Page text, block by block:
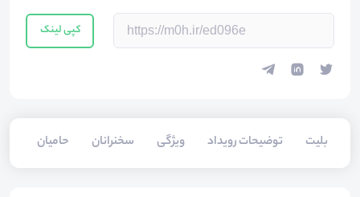
کپی لینک
بلیت‌ توضیحات رویداد ویژگی سخنرانان حامیان